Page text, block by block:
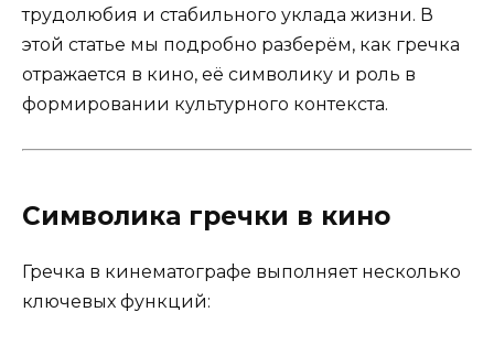
трудолюбия и стабильного уклада жизни. В
этой статье мы подробно разберём, как гречка
отражается в кино, её символику и роль в
формировании культурного контекста.
Символика гречки в кино
Гречка в кинематографе выполняет несколько
ключевых функций: